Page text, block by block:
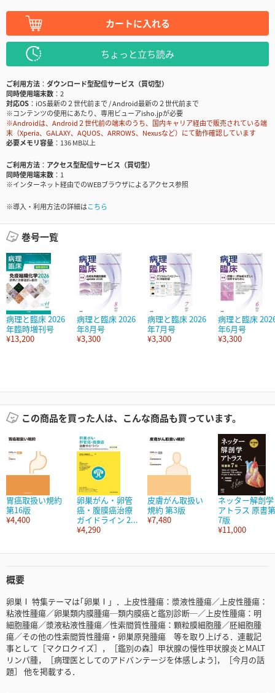
カートに入れる
ちょっと立ち読み
ご利用方法
ダウンロード型配信サービス（買切型）
同時使用端末数
2
対応OS
iOS最新の２世代前まで / Android最新の２世代前まで
※コンテンツの使用にあたり、専用ビューアisho.jpが必要
※Androidは、Android２世代前の端末のうち、国内キャリア経由で販売されている端
末（Xperia、GALAXY、AQUOS、ARROWS、Nexusなど）にて動作確認しています
必要メモリ容量
136 MB以上
ご利用方法
アクセス型配信サービス（買切型）
同時使用端末数
1
※インターネット経由でのWEBブラウザによるアクセス参照
※導入・利用方法の詳細はこちら
巻号一覧
病理と臨床 2026
年臨時増刊号
¥13,200
病理と臨床 2026
年8月号
¥3,300
病理と臨床 2026
年7月号
¥3,300
病理と臨床
年6月号
¥3,300
この商品を買った人は、こんな商品も買っています。
胃癌取扱い規約
第16版
¥4,400
卵巣がん・卵管
癌・腹膜癌治療
ガイドライン 2...
¥4,290
皮膚がん取扱い
規約 第3版
¥7,480
ネッター解剖学
アトラス 原書第
7版
¥11,000
概要
卵巣Ⅰ 特集テーマは｢卵巣Ⅰ」．上皮性腫瘍：漿液性腫瘍／上皮性腫瘍：
粘液性腫瘍／卵巣類内膜腫瘍─類内膜癌と鑑別診断─／上皮性腫瘍：明
細胞腫瘍／漿液粘液性腫瘍／性索間質性腫瘍：顆粒膜細胞腫／胚細胞腫
瘍／その他の性索間質性腫瘍・卵巣原発腫瘍 等を取り上げる．連載記
事として［マクロクイズ］，［鑑別の森］甲状腺の慢性甲状腺炎とMALT
リンパ腫，［病理医としてのアドバンテージを体感しよう]，［今月の話
題］ 他を掲載する．